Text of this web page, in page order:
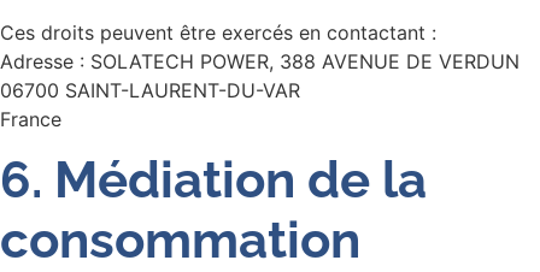
Ces droits peuvent être exercés en contactant :
Adresse : SOLATECH POWER, 388 AVENUE DE VERDUN
06700 SAINT-LAURENT-DU-VAR
France
6. Médiation de la
consommation